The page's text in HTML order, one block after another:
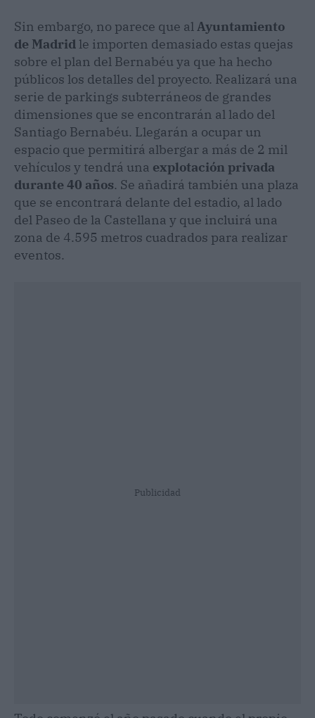
Sin embargo, no parece que alAyuntamiento
de Madrid le importen demasiado estas quejas
sobre el plan del Bernabéu ya que ha hecho
públicos los detalles del proyecto. Realizará una
serie de parkings subterráneos de grandes
dimensiones que se encontrarán al lado del
Santiago Bernabéu. Llegarán a ocupar un
espacio que permitirá albergar a más de 2 mil
vehículos y tendrá una explotación privada
durante 40 años. Se añadirá también una plaza
que se encontrará delante del estadio, al lado
del Paseo de la Castellana y que incluirá una
zona de 4.595 metros cuadrados para realizar
eventos.
Publicidad